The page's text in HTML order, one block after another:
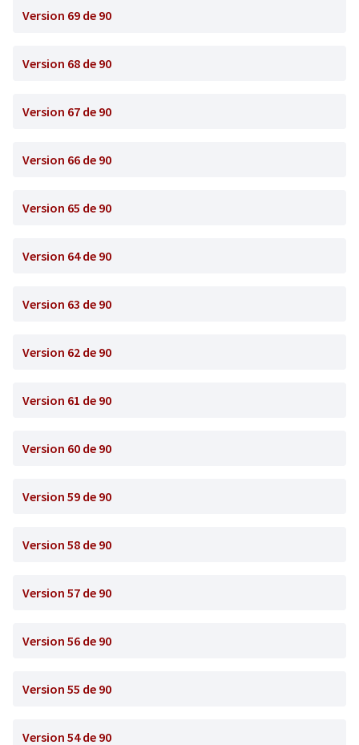
Version 69 de 90
Version 68 de 90
Version 67 de 90
Version 66 de 90
Version 65 de 90
Version 64 de 90
Version 63 de 90
Version 62 de 90
Version 61 de 90
Version 60 de 90
Version 59 de 90
Version 58 de 90
Version 57 de 90
Version 56 de 90
Version 55 de 90
Version 54 de 90